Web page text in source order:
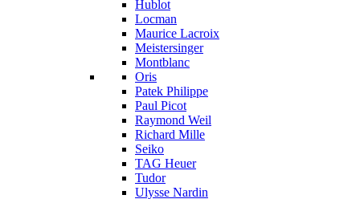
Hublot
Locman
Maurice Lacroix
Meistersinger
Montblanc
Oris
Patek Philippe
Paul Picot
Raymond Weil
Richard Mille
Seiko
TAG Heuer
Tudor
Ulysse Nardin